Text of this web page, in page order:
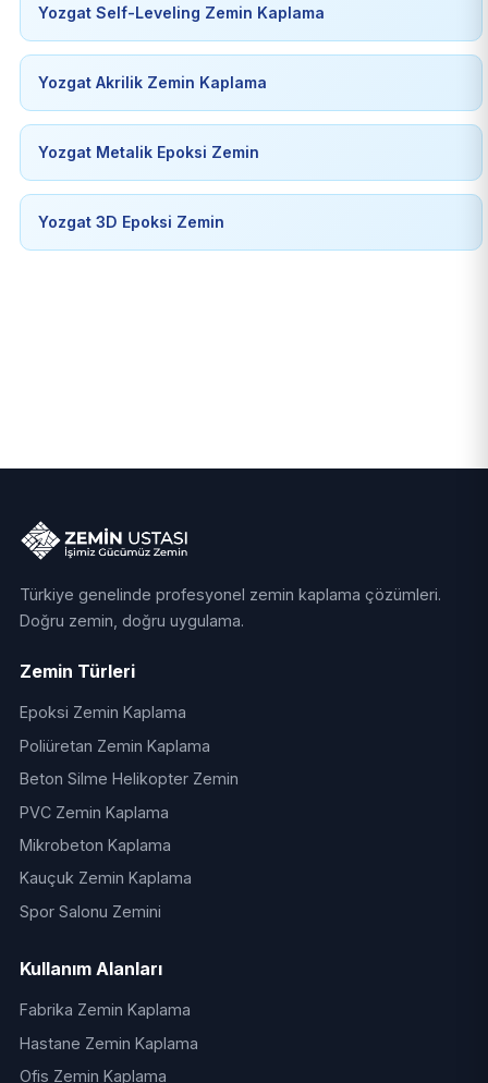
Yozgat Self-Leveling Zemin Kaplama
Yozgat Akrilik Zemin Kaplama
Yozgat Metalik Epoksi Zemin
Yozgat 3D Epoksi Zemin
Türkiye genelinde profesyonel zemin kaplama çözümleri.
Doğru zemin, doğru uygulama.
Zemin Türleri
Epoksi Zemin Kaplama
Poliüretan Zemin Kaplama
Beton Silme Helikopter Zemin
PVC Zemin Kaplama
Mikrobeton Kaplama
Kauçuk Zemin Kaplama
Spor Salonu Zemini
Kullanım Alanları
Fabrika Zemin Kaplama
Hastane Zemin Kaplama
Ofis Zemin Kaplama